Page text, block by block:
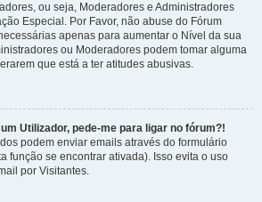
ou seja, Moderadores e Administradores
Especial. Por Favor, não abuse do Fórum
apenas para aumentar o Nível da sua
ou Moderadores podem tomar alguma
que está a ter atitudes abusivas.
Utilizador, pede-me para ligar no fórum?!
podem enviar emails através do formulário
função se encontrar ativada). Isso evita o uso
por Visitantes.